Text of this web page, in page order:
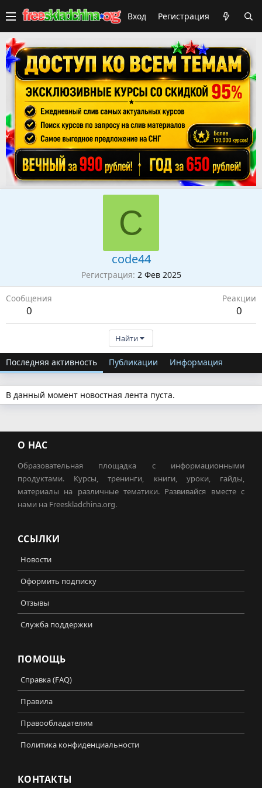
Вход Регистрация
C
code44
Регистрация 2 Фев 2025
Сообщения
0
Реакции
0
Найти
Последняя активность Публикации Информация
В данный момент новостная лента пуста.
О НАС
Образовательная площадка с информационными
продуктами. Курсы, тренинги, книги, уроки, гайды,
материалы на различные тематики. Развивайся вместе с
нами на Freeskladchina.org.
ССЫЛКИ
Новости
Оформить подписку
Отзывы
Служба поддержки
ПОМОЩЬ
Справка (FAQ)
Правила
Правообладателям
Политика конфиденциальности
КОНТАКТЫ